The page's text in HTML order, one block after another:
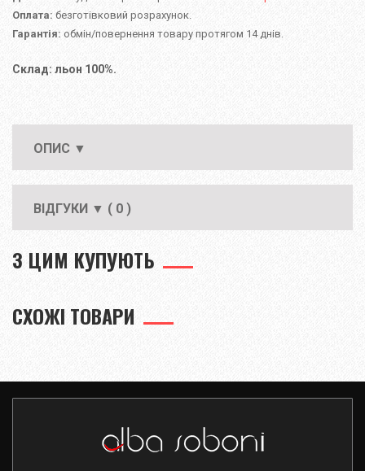
Оплата: безготівковий розрахунок.
Гарантія: обмін/повернення товару протягом 14 днів.
Склад: льон 100%.
ОПИС ▼
ВІДГУКИ ▼ ( 0 )
З ЦИМ КУПУЮТЬ
СХОЖІ ТОВАРИ